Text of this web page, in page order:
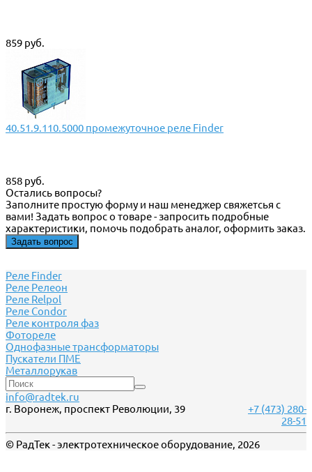
859 руб.
40.51.9.110.5000 промежуточное реле Finder
858 руб.
Остались вопросы?
Заполните простую форму и наш менеджер свяжетсья с
вами! Задать вопрос о товаре - запросить подробные
характеристики, помочь подобрать аналог, оформить заказ.
Задать вопрос
Реле Finder
Реле Релеон
Реле Relpol
Реле Сondor
Реле контроля фаз
Фотореле
Однофазные трансформаторы
Пускатели ПМЕ
Металлорукав
info@radtek.ru
г. Воронеж, проспект Революции, 39
+7 (473) 280-
28-51
© РадТек - электротехническое оборудование, 2026